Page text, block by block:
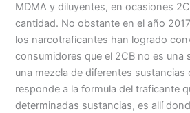
MDMA y diluyentes, en ocasiones
cantidad. No obstante en el año
los narcotraficantes han logrado
consumidores que el 2CB no es una
una mezcla de diferentes sustancias
responde a la formula del traficante
determinadas sustancias, es allí